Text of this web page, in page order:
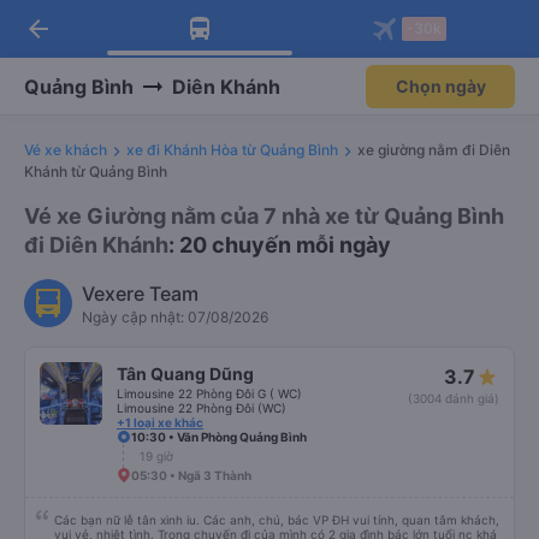
Tải app Vexere ngay!
Nhận ưu đãi thành viên độc
Mở app
Tải app Vexere
-30k/ghế khi đặt vé máy bay qua
Mở app
arrow_back
Quảng Bình Diên Khánh Chọn ngày
Vé xe khách xe đi Khánh Hòa từ Quảng Bình
xe giường nằm đi Diên
Khánh từ Quảng Bình
Vé xe Giường nằm của 7 nhà xe từ Quảng Bình
đi Diên Khánh: 20 chuyến mỗi ngày
Vexere Team
Ngày cập nhật: 07/08/2026
Tân Quang Dũng
Limousine 22 Phòng Đôi G ( WC)
Limousine 22 Phòng Đôi (WC)
+1 loại xe khác
3.7
(3004 đánh giá)
10:30 • Văn Phòng Quảng Bình
19 giờ
05:30 • Ngã 3 Thành
Các bạn nữ lễ tân xinh iu. Các anh, chú, bác VP ĐH vui tính, quan tâm khách,
vui vẻ, nhiệt tình. Trong chuyến đi của mình có 2 gia đình bác lớn tuổi nc khá